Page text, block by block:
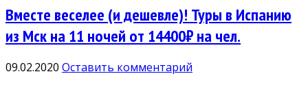
Вместе веселее (и дешевле)! Туры в Испанию
из Мск на 11 ночей от 14400₽ на чел.
09.02.2020 Оставить комментарий